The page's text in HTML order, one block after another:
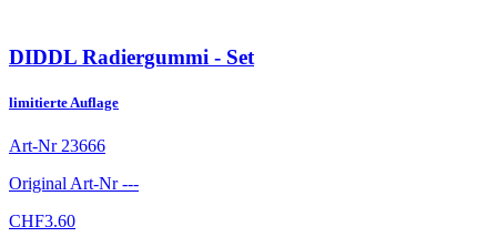
DIDDL Radiergummi - Set
limitierte Auflage
Art-Nr23666
Original Art-Nr---
CHF3.60